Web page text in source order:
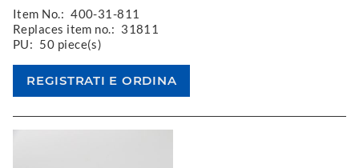
Item No.: 400-31-811
Replaces item no.: 31811
PU: 50 piece(s)